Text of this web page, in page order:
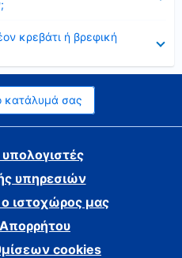
κρεβάτι ή βρεφική
κατάλυμά σας
υπηρεσιών
ο ιστοχώρος μας
cookies